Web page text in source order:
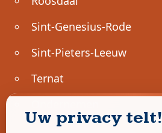
Sint-Genesius-Rode
Sint-Pieters-Leeuw
Ternat
Uw privacy telt!